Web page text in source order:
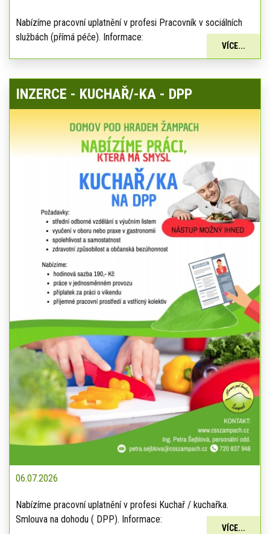
Nabízíme pracovní uplatnění v profesi Pracovník v sociálních
službách (přímá péče). Informace:
VÍCE...
INZERCE - KUCHAŘ/-KA - DPP
06.07.2026
Nabízíme pracovní uplatnění v profesi Kuchař / kuchařka.
Smlouva na dohodu ( DPP). Informace:
VÍCE...